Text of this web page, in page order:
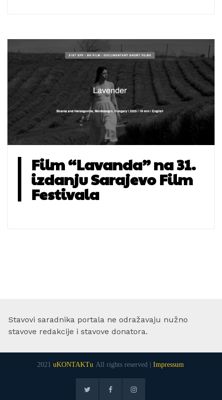
Film “Lavanda” na 31.
izdanju Sarajevo Film
Festivala
Stavovi saradnika portala ne odražavaju nužno
stavove redakcije i stavove donatora.
2021 uKONTAKTu All rights reserved | Impressum